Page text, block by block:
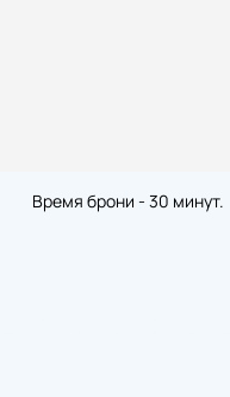
Время брони - 30 минут.